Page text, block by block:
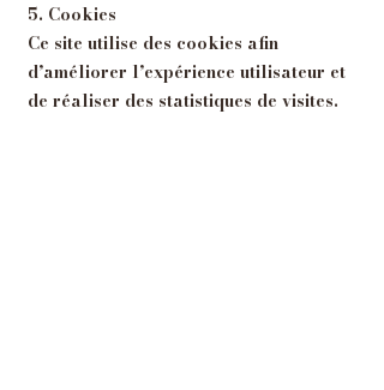
5. Cookies
Ce site utilise des cookies afin
d’améliorer l’expérience utilisateur et
de réaliser des statistiques de visites.